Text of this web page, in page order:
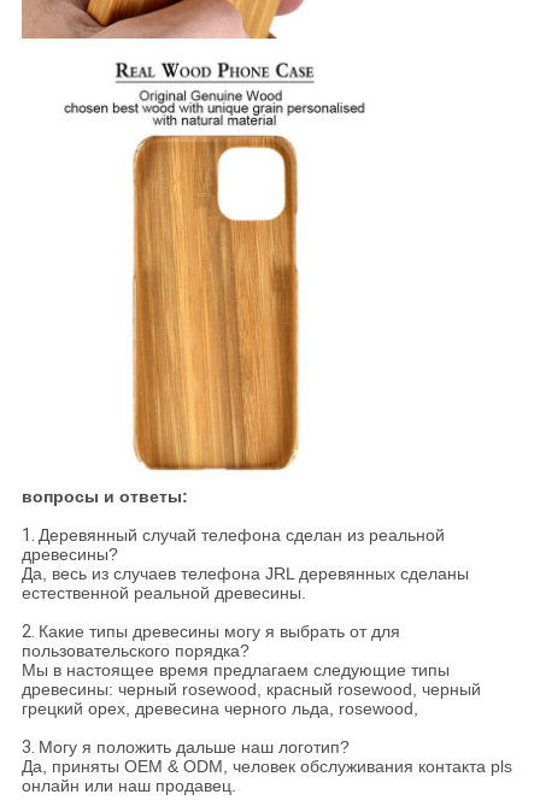
вопросы и ответы:
1. Деревянный случай телефона сделан из реальной
древесины?
Да, весь из случаев телефона JRL деревянных сделаны
естественной реальной древесины.
2. Какие типы древесины могу я выбрать от для
пользовательского порядка?
Мы в настоящее время предлагаем следующие типы
древесины: черный rosewood, красный rosewood, черный
грецкий орех, древесина черного льда, rosewood,
3. Могу я положить дальше наш логотип?
Да, приняты OEM & ODM, человек обслуживания контакта pls
онлайн или наш продавец.